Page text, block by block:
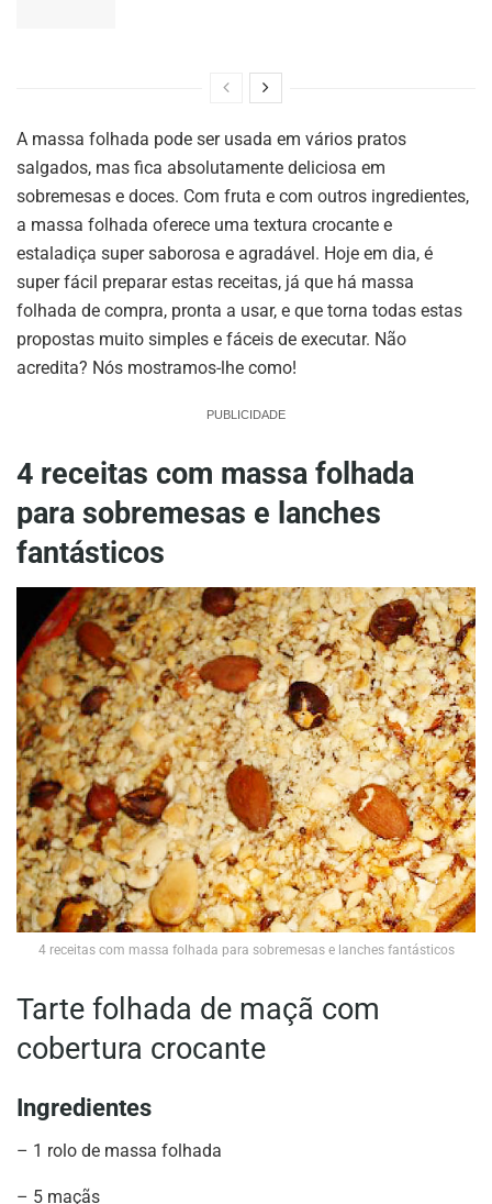
A massa folhada pode ser usada em vários pratos
salgados, mas fica absolutamente deliciosa em
sobremesas e doces. Com fruta e com outros ingredientes,
a massa folhada oferece uma textura crocante e
estaladiça super saborosa e agradável. Hoje em dia, é
super fácil preparar estas receitas, já que há massa
folhada de compra, pronta a usar, e que torna todas estas
propostas muito simples e fáceis de executar. Não
acredita? Nós mostramos-lhe como!
PUBLICIDADE
4 receitas com massa folhada
para sobremesas e lanches
fantásticos
4 receitas com massa folhada para sobremesas e lanches fantásticos
Tarte folhada de maçã com
cobertura crocante
Ingredientes
– 1 rolo de massa folhada
– 5 maçãs